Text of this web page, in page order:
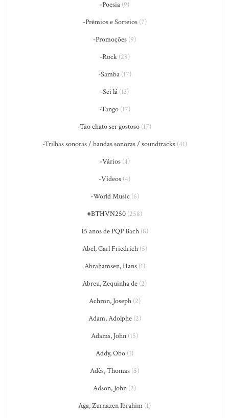
-Poesia (9)
-Prêmios e Sorteios(7)
-Promoções (9)
-Rock(28)
-Samba(17)
-Sei lá (13)
-Tango(17)
-Tão chato ser gostoso (17)
-Trilhas sonoras / bandas sonoras / soundtracks(41)
-Vários(4)
-Vídeos (4)
-World Music (6)
#BTHVN250(258)
15 anos de PQP Bach(8)
Abel, Carl Friedrich(5)
Abrahamsen, Hans(1)
Abreu, Zequinha de (2)
Achron, Joseph(2)
Adam, Adolphe(2)
Adams, John (15)
Addy, Obo (1)
Adès, Thomas (5)
Adson, John (2)
Ağa, Zurnazen Ibrahim (1)